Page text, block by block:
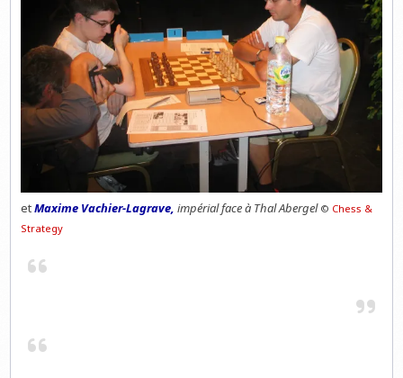
etMaxime Vachier-Lagrave, impérial face à Thal Abergel© Chess &
Strategy